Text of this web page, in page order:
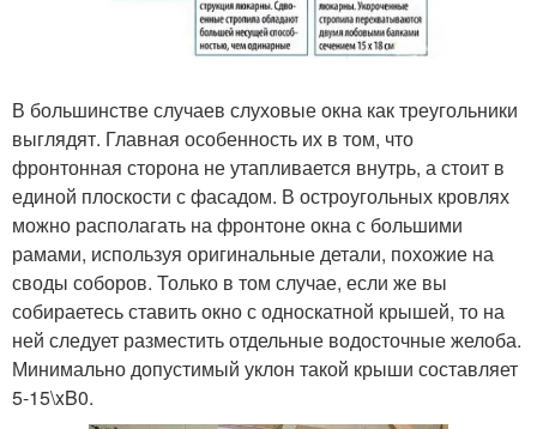
В большинстве случаев слуховые окна как треугольники
выглядят. Главная особенность их в том, что
фронтонная сторона не утапливается внутрь, а стоит в
единой плоскости с фасадом. В остроугольных кровлях
можно располагать на фронтоне окна с большими
рамами, используя оригинальные детали, похожие на
своды соборов. Только в том случае, если же вы
собираетесь ставить окно с односкатной крышей, то на
ней следует разместить отдельные водосточные желоба.
Минимально допустимый уклон такой крыши составляет
5-15\xB0.